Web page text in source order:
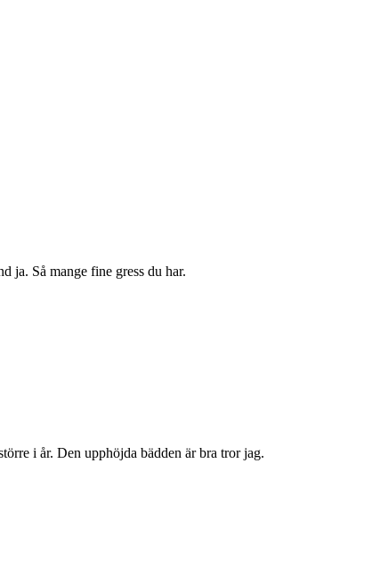
ja. Så mange fine gress du har.
i år. Den upphöjda bädden är bra tror jag.